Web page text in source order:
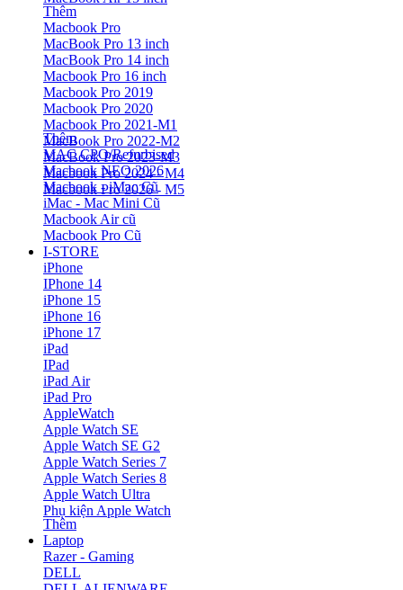
Thêm
Macbook Pro
MacBook Pro 13 inch
MacBook Pro 14 inch
Macbook Pro 16 inch
Macbook Pro 2019
Macbook Pro 2020
Macbook Pro 2021-M1
MacBook Pro 2022-M2
MacBook Pro 2023-M3
Macbook Pro 2024 - M4
Macbook Pro 2026 - M5
Thêm
MAC CPO/Refurbised
Macbook NEO 2026
Macbook - iMac Cũ
iMac - Mac Mini Cũ
Macbook Air cũ
Macbook Pro Cũ
I-STORE
iPhone
IPhone 14
iPhone 15
iPhone 16
iPhone 17
iPad
IPad
iPad Air
iPad Pro
AppleWatch
Apple Watch SE
Apple Watch SE G2
Apple Watch Series 7
Apple Watch Series 8
Apple Watch Ultra
Phụ kiện Apple Watch
Thêm
Laptop
Razer - Gaming
DELL